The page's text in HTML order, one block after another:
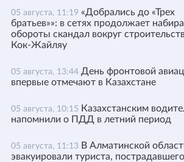
05 августа, 11:19 «Добрались до «Трех
братьев»»: в сетях продолжает
обороты скандал вокруг
Кок-Жайляу
05 августа, 13:44 День фронтовой
впервые отмечают в Казахстане
05 августа, 10:15 Казахстанским
напомнили о ПДД в летний период
05 августа, 11:13 В Алматинской
эвакуировали туриста,